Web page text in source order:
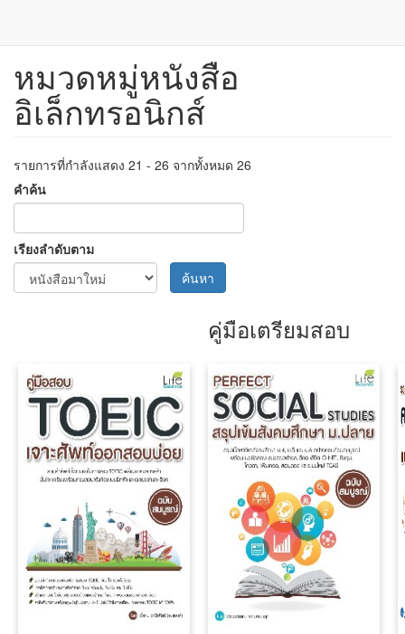
ข้าม
เนื้อหา
หมวดหมู่หนังสือ
อิเล็กทรอนิกส์
รายการที่กำลังแสดง 21 - 26 จากทั้งหมด 26
คำค้น
เรียงลำดับตาม
ค้นหา
คู่มือเตรียมสอบ